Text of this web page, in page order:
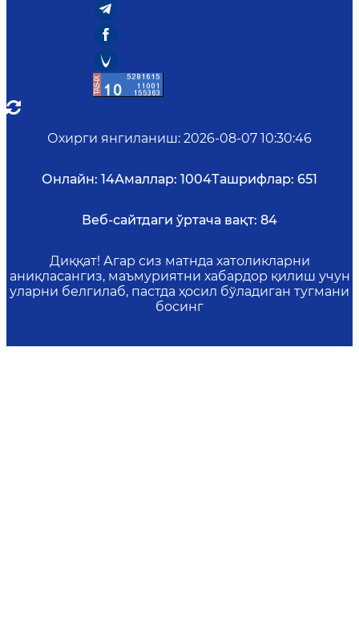
Охирги янгиланиш: 2026-08-07 10:30:46
Онлайн: 14Амаллар: 1004Ташрифлар: 651
Веб-сайтдаги ўртача вақт: 84
Диққат! Агар сиз матнда хатоликларни
аниқласангиз, маъмуриятни хабардор қилиш учун
уларни белгилаб, пастда ҳосил бўладиган тугмани
босинг